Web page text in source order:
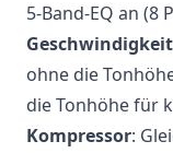
5-Band-EQ an (8
ohne die
die Tonhöhe für
Kompressor: